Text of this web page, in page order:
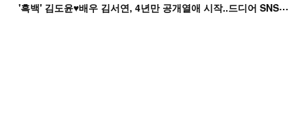
'
흑백' 김도윤♥배우 김서연, 4년만 공개열애 시작..드디어 SNS에 노출 [핫피...